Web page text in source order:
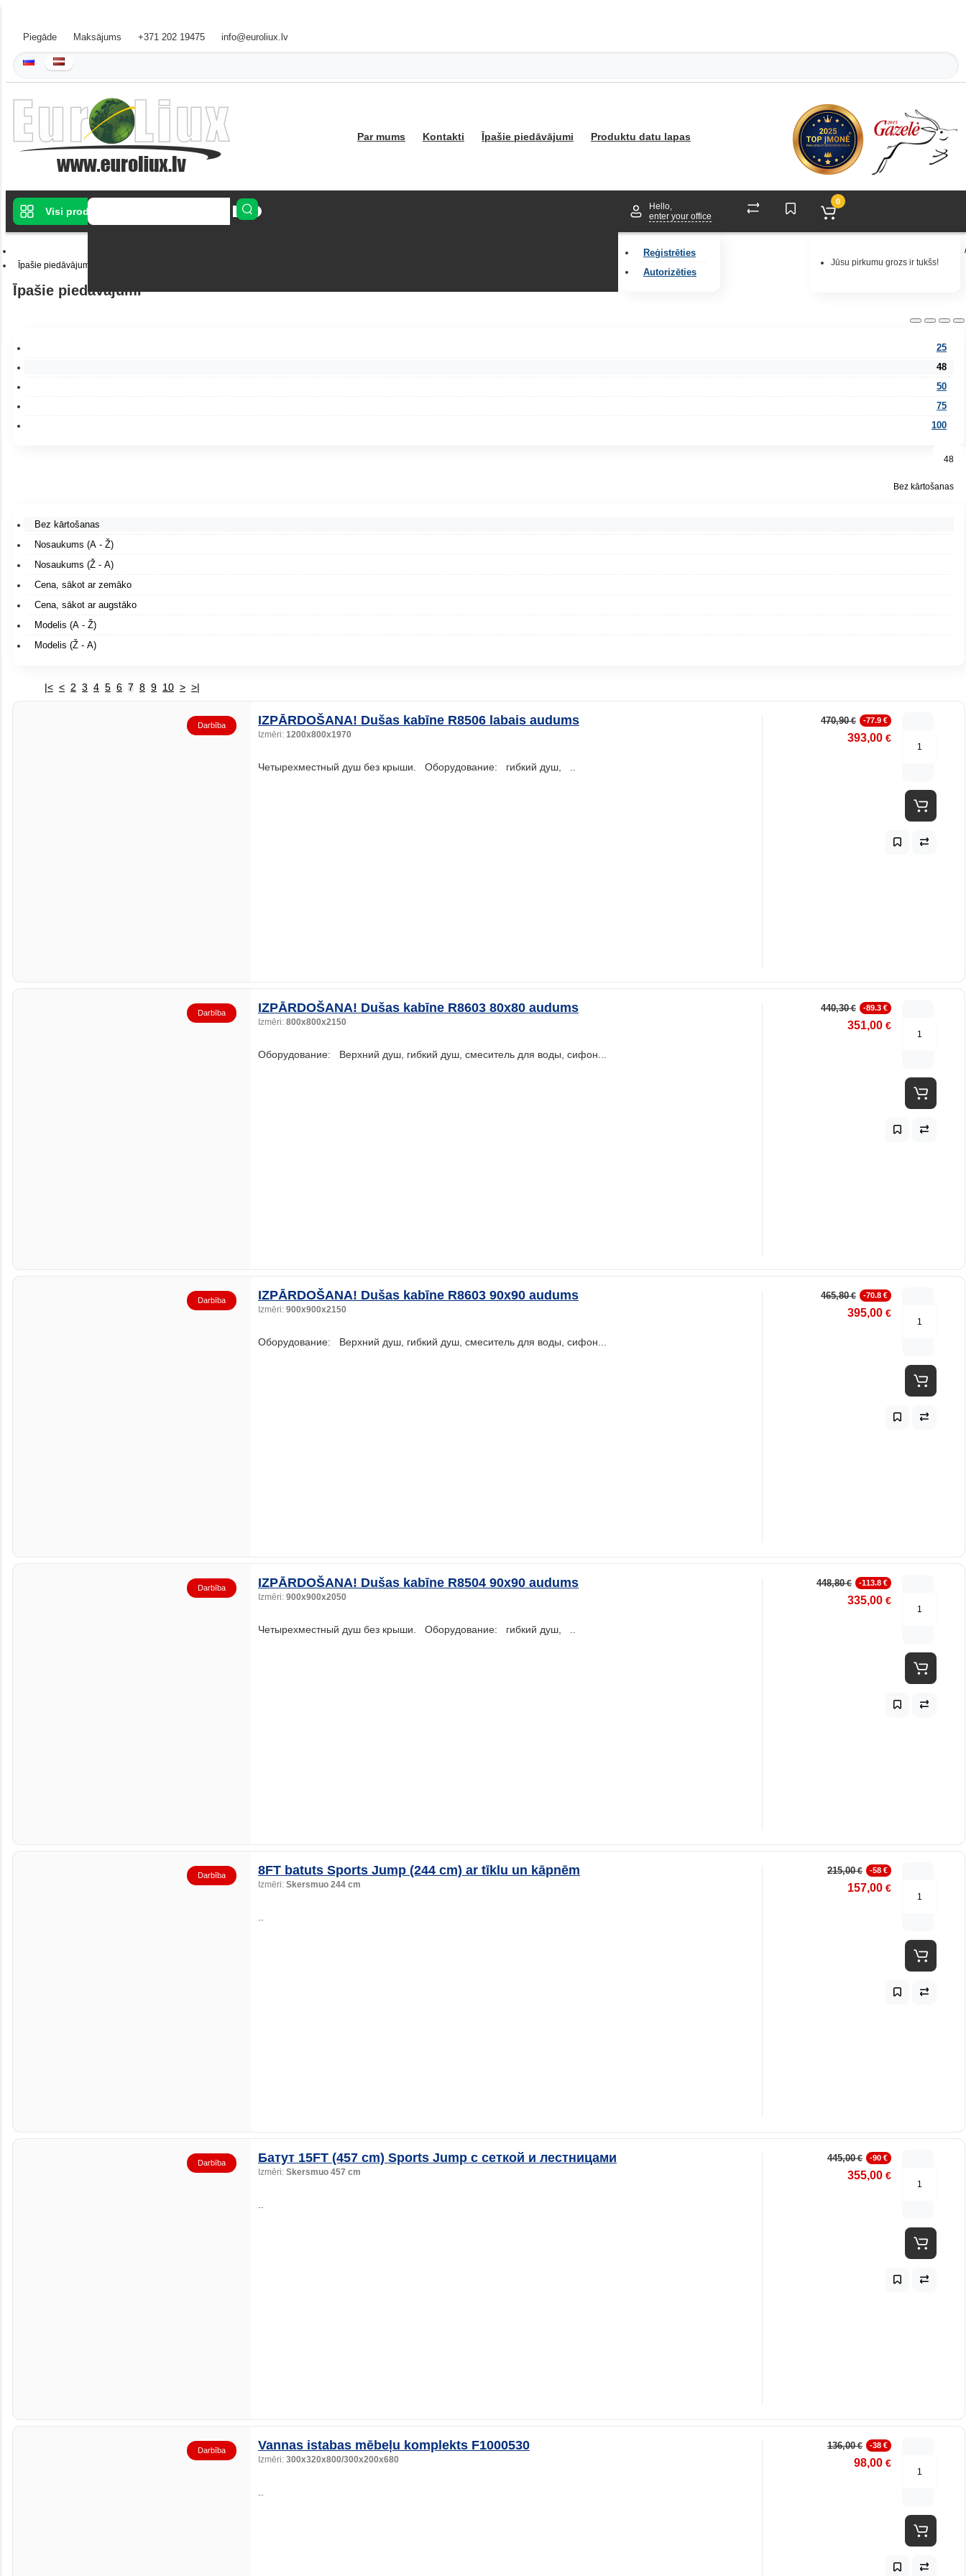
Piegāde Maksājums +371 202 19475 info@euroliux.lv
Par mums Kontakti Īpašie piedāvājumi Produktu datu lapas
Visi produkti
Hello,
enter your office
Reģistrēties
Autorizēties
0
Jūsu pirkumu grozs ir tukšs!
Īpašie piedāvājumi
Īpašie piedāvājumi
25
48
50
75
100
48
Bez kārtošanas
Bez kārtošanas
Nosaukums (A - Ž)
Nosaukums (Ž - A)
Cena, sākot ar zemāko
Cena, sākot ar augstāko
Modelis (A - Ž)
Modelis (Ž - A)
|< < 2 3 4 5 6 7 8 9 10 > >|
Darbība IZPĀRDOŠANA! Dušas kabīne R8506 labais audums
Izmēri: 1200x800x1970
Четырехместный душ без крыши. Оборудование: гибкий душ, ..
470,90€ -77.9 €
393,00 €
Darbība IZPĀRDOŠANA! Dušas kabīne R8603 80x80 audums
Izmēri: 800x800x2150
Оборудование: Верхний душ, гибкий душ, смеситель для воды, сифон...
440,30€ -89.3 €
351,00 €
Darbība IZPĀRDOŠANA! Dušas kabīne R8603 90x90 audums
Izmēri: 900x900x2150
Оборудование: Верхний душ, гибкий душ, смеситель для воды, сифон...
465,80€ -70.8 €
395,00 €
Darbība IZPĀRDOŠANA! Dušas kabīne R8504 90x90 audums
Izmēri: 900x900x2050
Четырехместный душ без крыши. Оборудование: гибкий душ, ..
448,80€ -113.8 €
335,00 €
Darbība 8FT batuts Sports Jump (244 cm) ar tīklu un kāpnēm
Izmēri: Skersmuo 244 cm
215,00€ -58 €
157,00 €
Darbība Батут 15FT (457 cm) Sports Jump с сеткой и лестницами
Izmēri: Skersmuo 457 cm
445,00€ -90 €
355,00 €
Darbība Vannas istabas mēbeļu komplekts F1000530
Izmēri: 300x320x800/300x200x680
136,00€ -38 €
98,00 €